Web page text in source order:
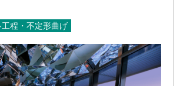
工程・不定形曲げ